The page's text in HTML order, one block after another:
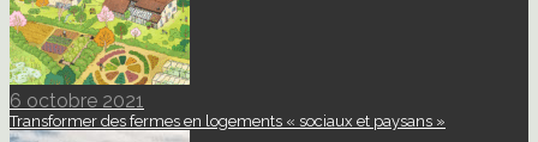
6 octobre 2021
Transformer des fermes en logements « sociaux et paysans »